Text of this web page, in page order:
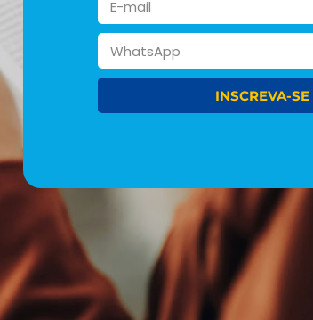
INSCREVA-SE